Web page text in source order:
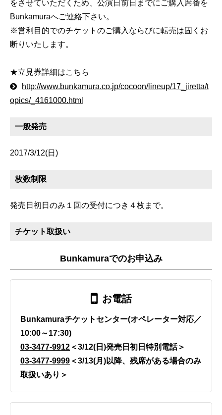
をさせていただくため、公演日前日までにご購入席番を
Bunkamuraへご連絡下さい。
※営利目的でのチケットのご購入ならびに転売は固くお
断りいたします。
★立見券詳細はこちら
http://www.bunkamura.co.jp/cocoon/lineup/17_jiretta/t
opics/_4161000.html
一般発売
2017/3/12(日)
枚数制限
発売日初日のみ１回の受付につき４枚まで。
チケット取扱い
Bunkamuraでのお申込み
お電話
Bunkamuraチケットセンター(オペレーター対応／
10:00～17:30)
03-3477-9912 ＜3/12(日)発売日初日特別電話＞
03-3477-9999 ＜3/13(月)以降、残席がある場合のみ
取扱いあり＞